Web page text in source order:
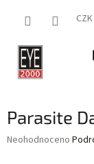
CZK
Parasite
Průměrné
Neohodnoceno